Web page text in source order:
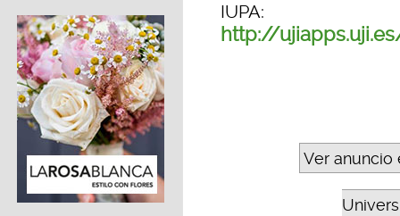
IUPA:
http://
Ver anuncio